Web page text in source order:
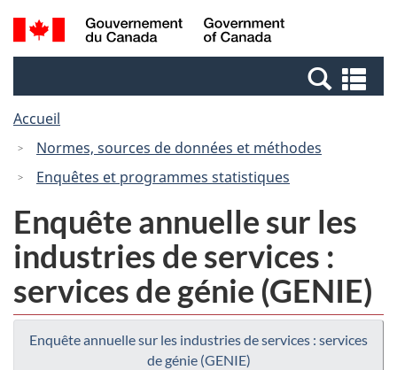
Passer
au
Passer
à
Canada
Recherche
et
et
Accueil
Normes, sources de données et méthodes
Enquêtes et programmes statistiques
Enquête annuelle sur les
industries de services :
services de génie (GENIE)
Enquête annuelle sur les industries de services : services
de génie (GENIE)